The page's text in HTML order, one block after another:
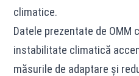
climatice.
Datele prezentate de OMM
instabilitate climatică
măsurile de adaptare și